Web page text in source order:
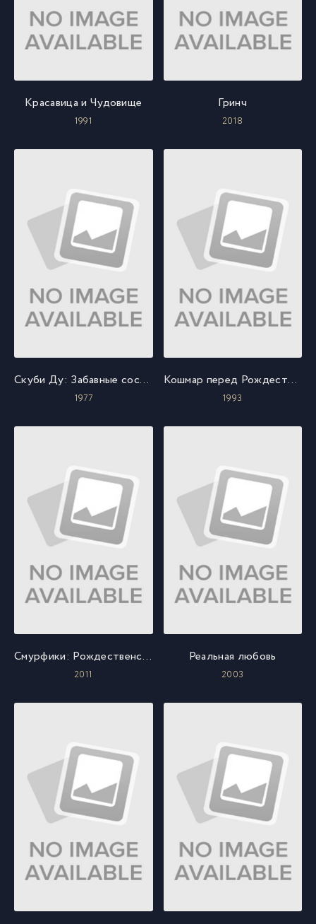
Красавица и Чудовище
1991
Гринч
2018
Скуби Ду: Забавные состязания «Всех мультсупер звезд»
1977
Кошмар перед Рождеством
1993
Смурфики: Рождественский гимн
2011
Реальная любовь
2003